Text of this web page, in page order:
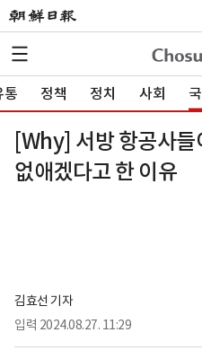
통 정책 정치 사회
[Why] 서방 항공사들
없애겠다고 한 이유
김효선 기자
입력 2024.08.27. 11:29